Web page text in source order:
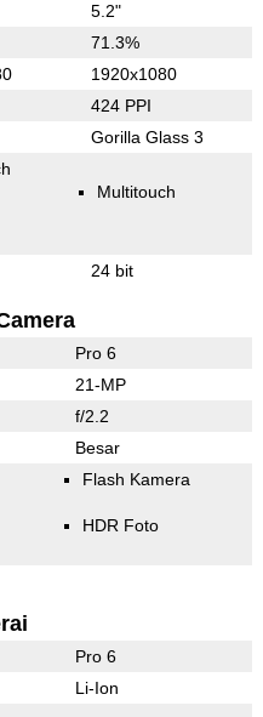
5.2"
71.3%
1920x1080
424 PPI
Gorilla Glass 3
Multitouch
24 bit
Pro 6
21-MP
f/2.2
Besar
Flash Kamera
HDR Foto
Pro 6
Li-Ion